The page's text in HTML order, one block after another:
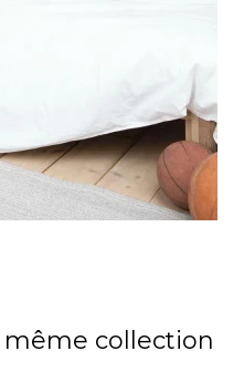
même collection